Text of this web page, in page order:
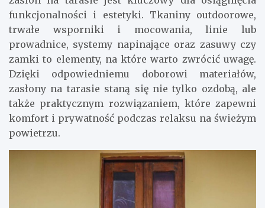
funkcjonalności i estetyki. Tkaniny outdoorowe,
trwałe wsporniki i mocowania, linie lub
prowadnice, systemy napinające oraz zasuwy czy
zamki to elementy, na które warto zwrócić uwagę.
Dzięki odpowiedniemu doborowi materiałów,
zasłony na tarasie staną się nie tylko ozdobą, ale
także praktycznym rozwiązaniem, które zapewni
komfort i prywatność podczas relaksu na świeżym
powietrzu.